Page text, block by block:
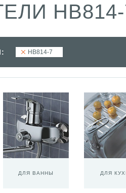
HB814-7
ДЛЯ ВАННЫ ДЛЯ